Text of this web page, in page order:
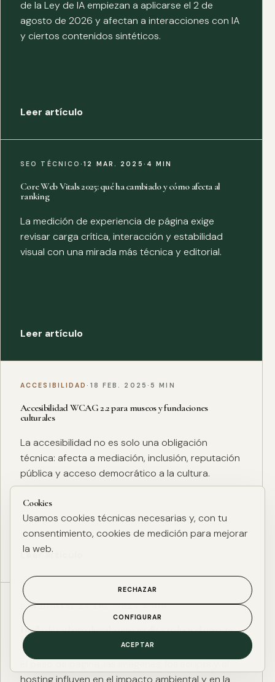
de la Ley de IA empiezan a aplicarse el 2 de
agosto de 2026 y afectan a interacciones con IA
y ciertos contenidos sintéticos.
Leer artículo
SEO TÉCNICO·12 MAR. 2025 · 4 MIN
Core Web Vitals 2025: qué ha cambiado y cómo afecta al
ranking
La medición de experiencia de página exige
revisar carga crítica, interacción y estabilidad
visual con una mirada más técnica y editorial.
Leer artículo
ACCESIBILIDAD · 18 FEB. 2025 · 5 MIN
Accesibilidad WCAG 2.2 para museos y fundaciones
culturales
La accesibilidad no es solo una obligación
técnica: afecta a mediación, inclusión, reputación
pública y acceso democrático a la cultura.
Leer artículo
ESG DIGITAL·27 ENE. 2025·4 MIN
Huella de carbono digital: cómo medir y reducir el impacto
ESG de una web
El peso de página, las imágenes, los scripts y el
hosting influyen en el impacto ambiental y en la
Cookies
Usamos cookies técnicas necesarias y, con tu
consentimiento, cookies de medición para mejorar
la web.
RECHAZAR
CONFIGURAR
ACEPTAR